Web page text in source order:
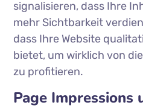
signalisieren, dass Ihre
mehr Sichtbarkeit
dass Ihre Website
bietet, um wirklich von
zu profitieren.
Page Impressions